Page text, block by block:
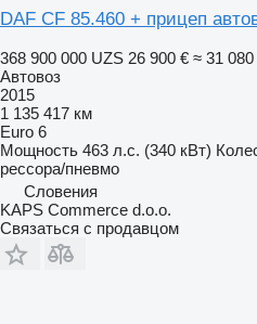
DAF CF 85.460 + прицеп
368 900 000 UZS 26 900 € ≈ 31 080
Автовоз
2015
1 135 417 км
Euro 6
Мощность 463 л.с. (340 кВт)
рессора/пневмо
Словения
KAPS Commerce d.o.o.
Связаться с продавцом